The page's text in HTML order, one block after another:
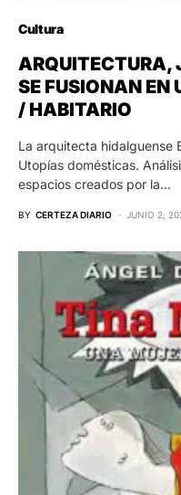
Cultura
ARQUITECTURA,
SE FUSIONAN EN
/ HABITARIO
La arquitecta hidalguense
Utopías domésticas.
espacios creados por la…
BY CERTEZA DIARIO JUNIO 2,